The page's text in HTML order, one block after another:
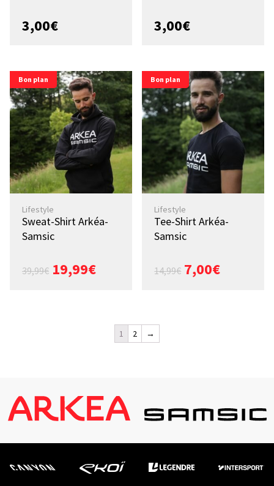
3,00€ 3,00€
Bon plan
Lifestyle
Sweat-Shirt Arkéa-
Samsic
39,99€ 19,99€
Bon plan
Lifestyle
Tee-Shirt Arkéa-
Samsic
14,99€ 7,00€
1 2 →